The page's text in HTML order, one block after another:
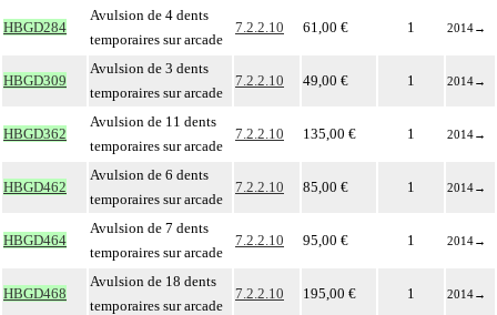
HBGD284
Avulsion de 4 dents
temporaires sur arcade
7.2.2.10 61,00 € 1 2014→
HBGD309
Avulsion de 3 dents
temporaires sur arcade
7.2.2.10 49,00 € 1 2014→
HBGD362
Avulsion de 11 dents
temporaires sur arcade
7.2.2.10 135,00 € 1 2014→
HBGD462
Avulsion de 6 dents
temporaires sur arcade
7.2.2.10 85,00 € 1 2014→
HBGD464
Avulsion de 7 dents
temporaires sur arcade
7.2.2.10 95,00 € 1 2014→
HBGD468
Avulsion de 18 dents
temporaires sur arcade
7.2.2.10 195,00 € 1 2014→